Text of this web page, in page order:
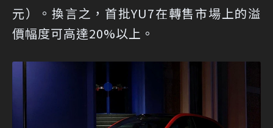
元）。換言之，首批YU7在轉售市場上的溢
價幅度可高達20%以上。